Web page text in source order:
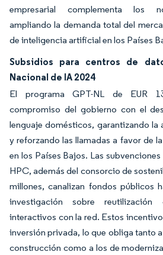
empresarial complementa los
ampliando la demanda total del
de inteligencia artificial en los Países
Subsidios para centros de
Nacional de IA 2024
El programa GPT-NL de EUR
compromiso del gobierno con el
lenguaje domésticos, garantizando la
y reforzando las llamadas a favor de
en los Países Bajos. Las
HPC, además del consorcio de
millones, canalizan fondos públicos
investigación sobre
interactivos con la red. Estos
inversión privada, lo que obliga tanto
construcción como a los de